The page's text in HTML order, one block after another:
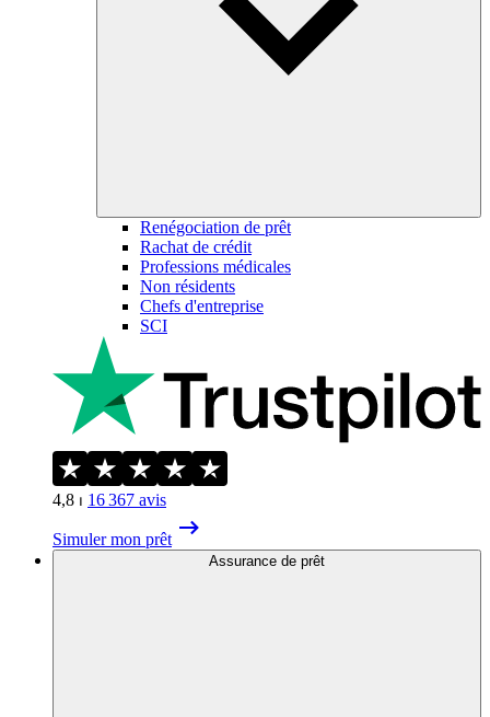
Renégociation de prêt
Rachat de crédit
Professions médicales
Non résidents
Chefs d'entreprise
SCI
4,8 ⏐ 16 367 avis
Simuler mon prêt
Assurance de prêt